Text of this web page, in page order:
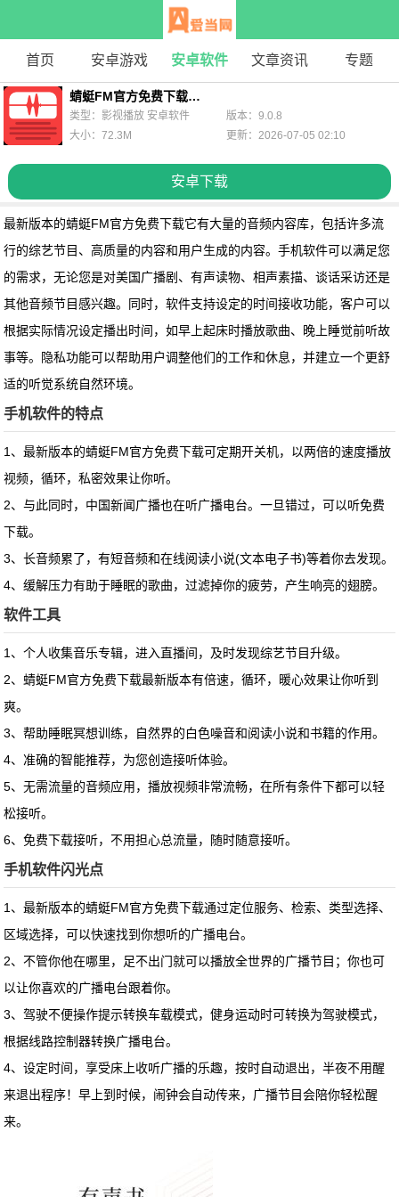
首页 安卓游戏 安卓软件 文章资讯 专题
蜻蜓FM官方免费下载最新版本
安卓下载
类型：影视播放 安卓软件
版本：9.0.8
大小：72.3M
更新：2026-07-05 02:10
最新版本的蜻蜓FM官方免费下载它有大量的音频内容库，包括许多流
行的综艺节目、高质量的内容和用户生成的内容。手机软件可以满足您
的需求，无论您是对美国广播剧、有声读物、相声素描、谈话采访还是
其他音频节目感兴趣。同时，软件支持设定的时间接收功能，客户可以
根据实际情况设定播出时间，如早上起床时播放歌曲、晚上睡觉前听故
事等。隐私功能可以帮助用户调整他们的工作和休息，并建立一个更舒
适的听觉系统自然环境。
手机软件的特点
1、最新版本的蜻蜓FM官方免费下载可定期开关机，以两倍的速度播放
视频，循环，私密效果让你听。
2、与此同时，中国新闻广播也在听广播电台。一旦错过，可以听免费
下载。
3、长音频累了，有短音频和在线阅读小说(文本电子书)等着你去发现。
4、缓解压力有助于睡眠的歌曲，过滤掉你的疲劳，产生响亮的翅膀。
软件工具
1、个人收集音乐专辑，进入直播间，及时发现综艺节目升级。
2、蜻蜓FM官方免费下载最新版本有倍速，循环，暖心效果让你听到
爽。
3、帮助睡眠冥想训练，自然界的白色噪音和阅读小说和书籍的作用。
4、准确的智能推荐，为您创造接听体验。
5、无需流量的音频应用，播放视频非常流畅，在所有条件下都可以轻
松接听。
6、免费下载接听，不用担心总流量，随时随意接听。
手机软件闪光点
1、最新版本的蜻蜓FM官方免费下载通过定位服务、检索、类型选择、
区域选择，可以快速找到你想听的广播电台。
2、不管你他在哪里，足不出门就可以播放全世界的广播节目；你也可
以让你喜欢的广播电台跟着你。
3、驾驶不便操作提示转换车载模式，健身运动时可转换为驾驶模式，
根据线路控制器转换广播电台。
4、设定时间，享受床上收听广播的乐趣，按时自动退出，半夜不用醒
来退出程序！早上到时候，闹钟会自动传来，广播节目会陪你轻松醒
来。